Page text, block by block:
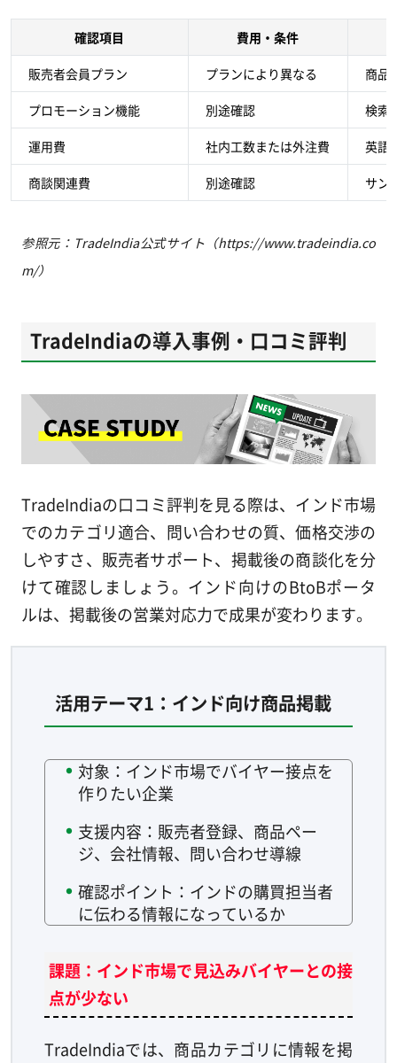
確認項目 費用・条件
販売者会員プラン プランにより異なる 商品
プロモーション機能 別途確認 検索
運用費 社内工数または外注費 英語
商談関連費 別途確認 サン
参照元：TradeIndia公式サイト（https://www.tradeindia.co
m/）
TradeIndiaの導入事例・口コミ評判
TradeIndiaの口コミ評判を見る際は、インド市場
でのカテゴリ適合、問い合わせの質、価格交渉の
しやすさ、販売者サポート、掲載後の商談化を分
けて確認しましょう。インド向けのBtoBポータ
ルは、掲載後の営業対応力で成果が変わります。
活用テーマ1：インド向け商品掲載
対象：インド市場でバイヤー接点を
作りたい企業
支援内容：販売者登録、商品ペー
ジ、会社情報、問い合わせ導線
確認ポイント：インドの購買担当者
に伝わる情報になっているか
課題：インド市場で見込みバイヤーとの接
点が少ない
TradeIndiaでは、商品カテゴリに情報を掲